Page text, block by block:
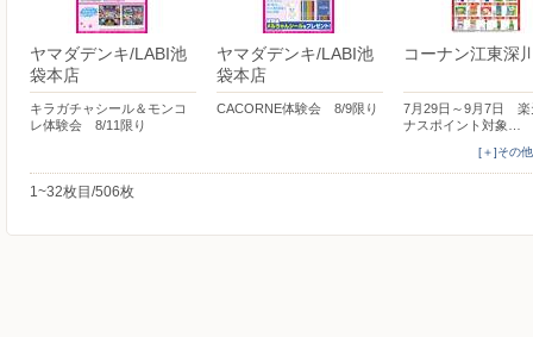
ヤマダデンキ/LABI池
袋本店
キラガチャシール＆モンコ
レ体験会 8/11限り
ヤマダデンキ/LABI池
袋本店
CACORNE体験会 8/9限り
コーナン江東深
7月29日～9月7日 楽
ナスポイント対象…
[＋]その
1~32枚目/506枚